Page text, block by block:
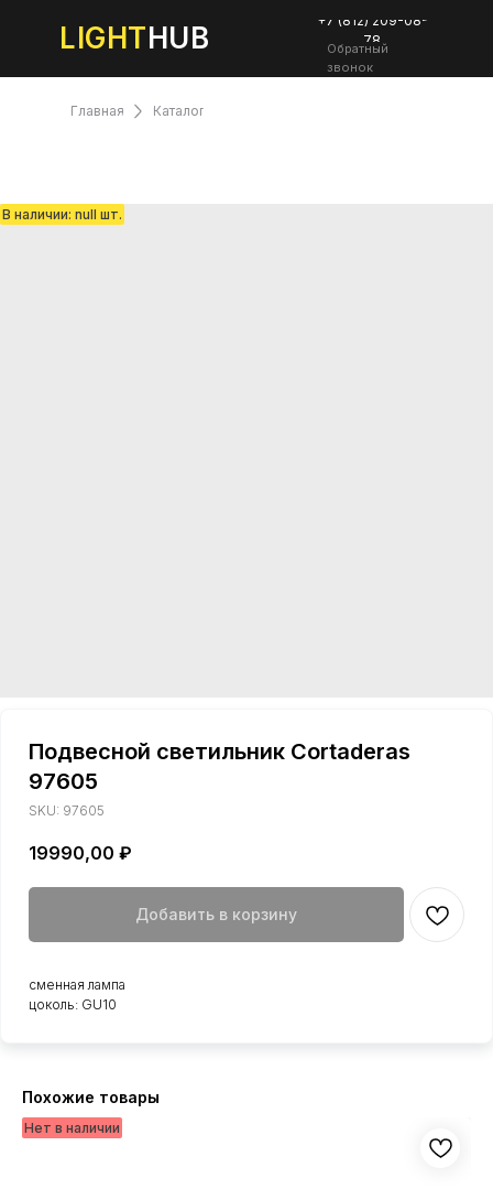
LIGHTHUB
+7 (812) 209-08-
78
Обратный
звонок
Каталог
Главная
Подвесной светильник Cortaderas
97605
SKU: 97605
19990,00 ₽
Добавить в корзину
сменная лампа
цоколь: GU10
Похожие товары